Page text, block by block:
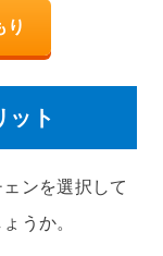
り
ット
ンを選択して
うか。